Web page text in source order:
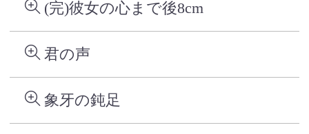
(完)彼女の心まで後8cm
君の声
象牙の鈍足